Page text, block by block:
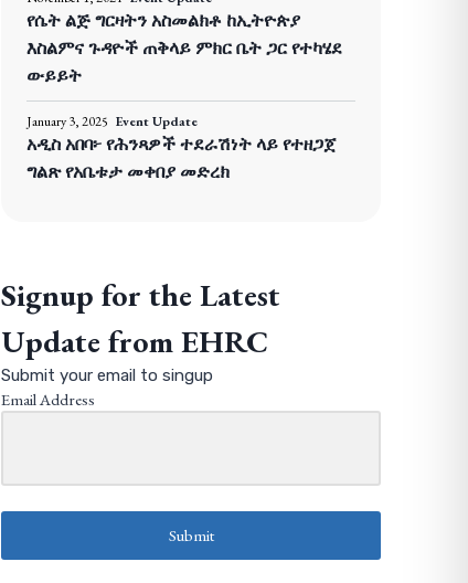
የሴት ልጅ ግርዛትን አስመልክቶ ከኢትዮጵያ
እስልምና ጉዳዮች ጠቅላይ ምክር ቤት ጋር የተካሄደ
ውይይት
January 3, 2025 Event Update
አዲስ አበባ፦ የሕንጻዎች ተደራሽነት ላይ የተዘጋጀ
ግልጽ የአቤቱታ መቀበያ መድረክ
Signup for the Latest
Update from EHRC
Submit your email to singup
Email Address
Submit